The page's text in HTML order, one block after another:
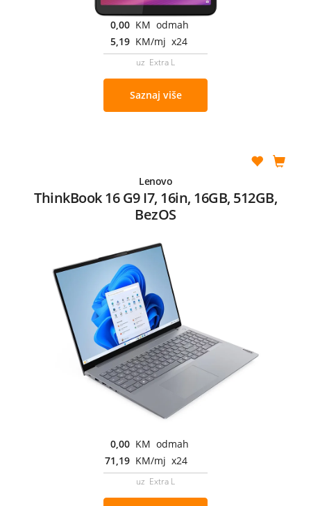
0,00 KM odmah
5,19 KM/mj x24
uz Extra L
Saznaj više
Lenovo
ThinkBook 16 G9 I7, 16in, 16GB, 512GB,
BezOS
0,00 KM odmah
71,19 KM/mj x24
uz Extra L